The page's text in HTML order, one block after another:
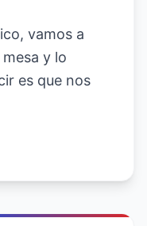
vamos a
y lo
es que nos